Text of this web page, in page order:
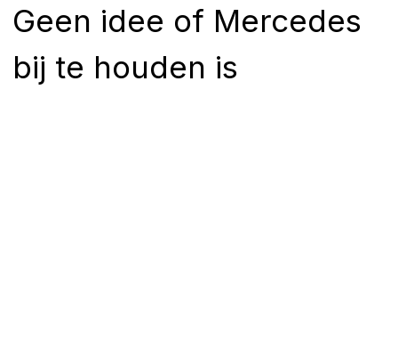
Geen idee of Mercedes
bij te houden is